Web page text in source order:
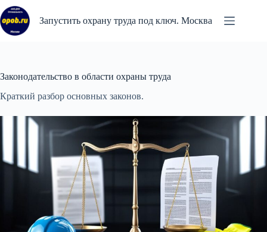
Перейти
к
сути
Запустить охрану труда под ключ. Москва
Законодательство в области охраны труда
Краткий разбор основных законов.